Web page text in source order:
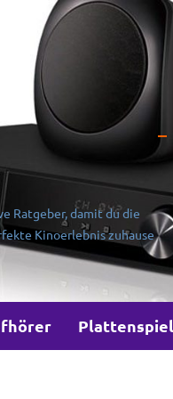
Ratgeber, damit du die
Kinoerlebnis zuhause